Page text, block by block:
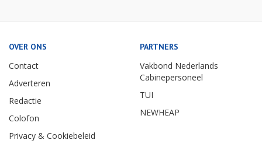
OVER ONS
Contact
Adverteren
Redactie
Colofon
Privacy & Cookiebeleid
PARTNERS
Vakbond Nederlands
Cabinepersoneel
TUI
NEWHEAP